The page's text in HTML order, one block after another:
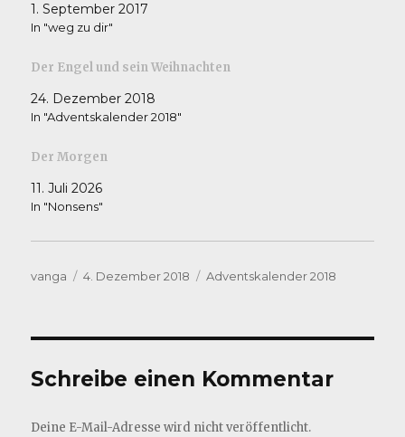
1. September 2017
In "weg zu dir"
Der Engel und sein Weihnachten
24. Dezember 2018
In "Adventskalender 2018"
Der Morgen
11. Juli 2026
In "Nonsens"
Autor
vanga
Veröffentlicht
4. Dezember 2018 Kategorien
Adventskalender 2018
Schreibe einen Kommentar
Deine E-Mail-Adresse wird nicht veröffentlicht.